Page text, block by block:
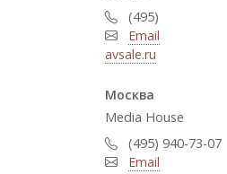
(495)
Email
avsale.ru
Москва
Media House
(495) 940-73-07
Email